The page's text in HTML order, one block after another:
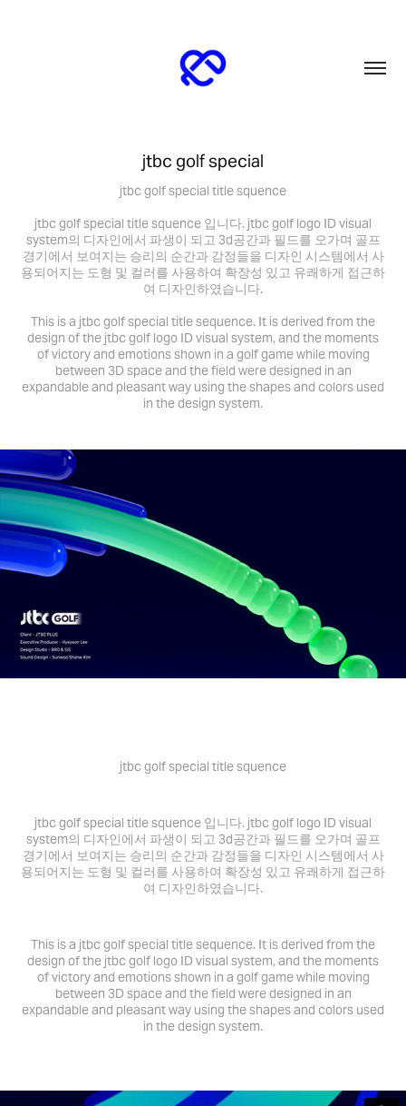
jtbc golf special
jtbc golf special title squence
jtbc golf special title squence 입니다. jtbc golf logo ID visual
system의 디자인에서 파생이 되고 3d공간과 필드를 오가며 골프
경기에서 보여지는 승리의 순간과 감정들을 디자인 시스템에서 사
용되어지는 도형 및 컬러를 사용하여 확장성 있고 유쾌하게 접근하
여 디자인하였습니다.
This is a jtbc golf special title sequence. It is derived from the
design of the jtbc golf logo ID visual system, and the moments
of victory and emotions shown in a golf game while moving
between 3D space and the field were designed in an
expandable and pleasant way using the shapes and colors used
in the design system.
jtbc golf special title squence
jtbc golf special title squence 입니다. jtbc golf logo ID visual
system의 디자인에서 파생이 되고 3d공간과 필드를 오가며 골프
경기에서 보여지는 승리의 순간과 감정들을 디자인 시스템에서 사
용되어지는 도형 및 컬러를 사용하여 확장성 있고 유쾌하게 접근하
여 디자인하였습니다.
This is a jtbc golf special title sequence. It is derived from the
design of the jtbc golf logo ID visual system, and the moments
of victory and emotions shown in a golf game while moving
between 3D space and the field were designed in an
expandable and pleasant way using the shapes and colors used
in the design system.